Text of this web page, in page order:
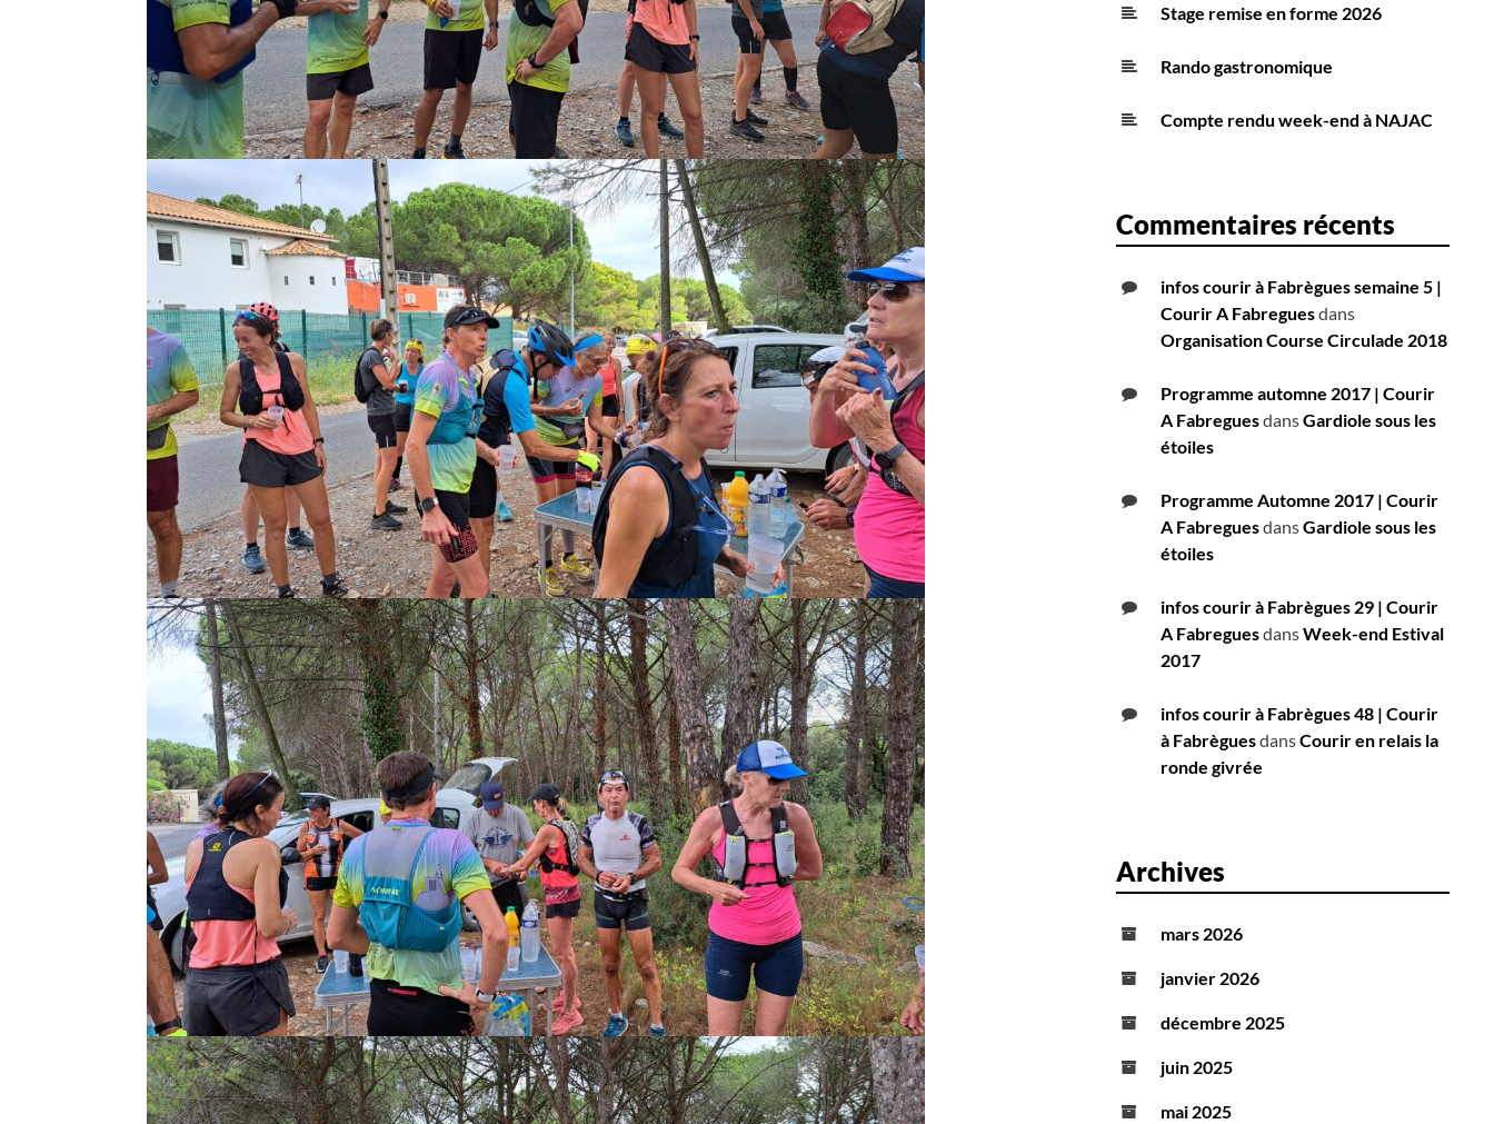
Stage remise en forme 2026
Rando gastronomique
Compte rendu week-end à NAJAC
Commentaires récents
infos courir à Fabrègues semaine 5 |
Courir A Fabreguesdans
Organisation Course Circulade 2018
Programme automne 2017 | Courir
A FabreguesdansGardiole sous les
étoiles
Programme Automne 2017 | Courir
A FabreguesdansGardiole sous les
étoiles
infos courir à Fabrègues 29 | Courir
A FabreguesdansWeek-end Estival
2017
infos courir à Fabrègues 48 | Courir
à FabrèguesdansCourir en relais la
ronde givrée
Archives
mars 2026
janvier 2026
décembre 2025
juin 2025
mai 2025